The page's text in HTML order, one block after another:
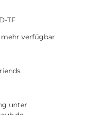
TF
verfügbar
unter